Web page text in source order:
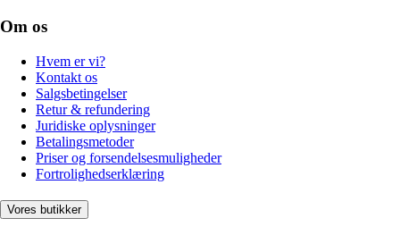
Om os
Hvem er vi?
Kontakt os
Salgsbetingelser
Retur & refundering
Juridiske oplysninger
Betalingsmetoder
Priser og forsendelsesmuligheder
Fortrolighedserklæring
Vores butikker